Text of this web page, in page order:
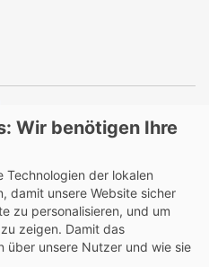
und Postfilialen
Wir benötigen Ihre
Technologien der lokalen
damit unsere Website sicher
zu personalisieren, und um
zeigen. Damit das
über unsere Nutzer und wie sie